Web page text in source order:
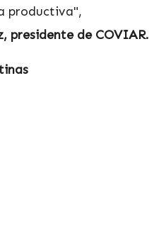
productiva",
presidente de COVIAR.